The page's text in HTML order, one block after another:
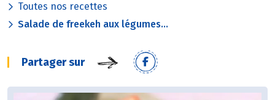
Toutes nos recettes
Salade de freekeh aux légumes...
Partager sur